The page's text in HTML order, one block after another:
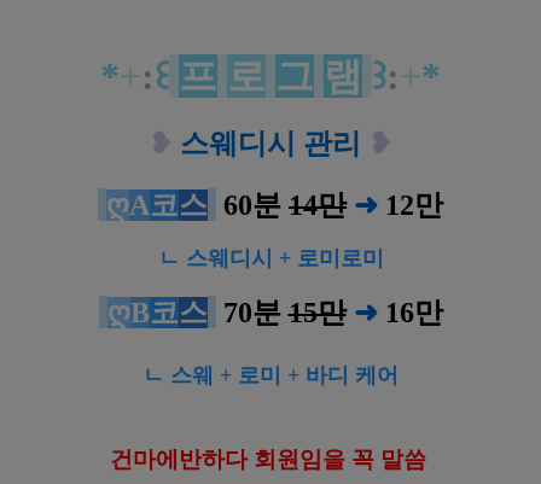
*+:꒰ 프 로 그 램 ꒱:+*
❥ 스웨디시 관리
❥
ღA코스 60분 14만 ➜ 12만
ㄴ 스웨디시 + 로미로미
ღB코스 70분 15만 ➜ 16만
ㄴ 스웨 + 로미 + 바디 케어
건마에반하다 회원임을 꼭 말씀